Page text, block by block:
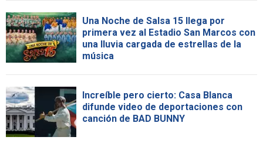
Una Noche de Salsa 15 llega por
primera vez al Estadio San Marcos con
una lluvia cargada de estrellas de la
música
Increíble pero cierto: Casa Blanca
difunde video de deportaciones con
canción de BAD BUNNY